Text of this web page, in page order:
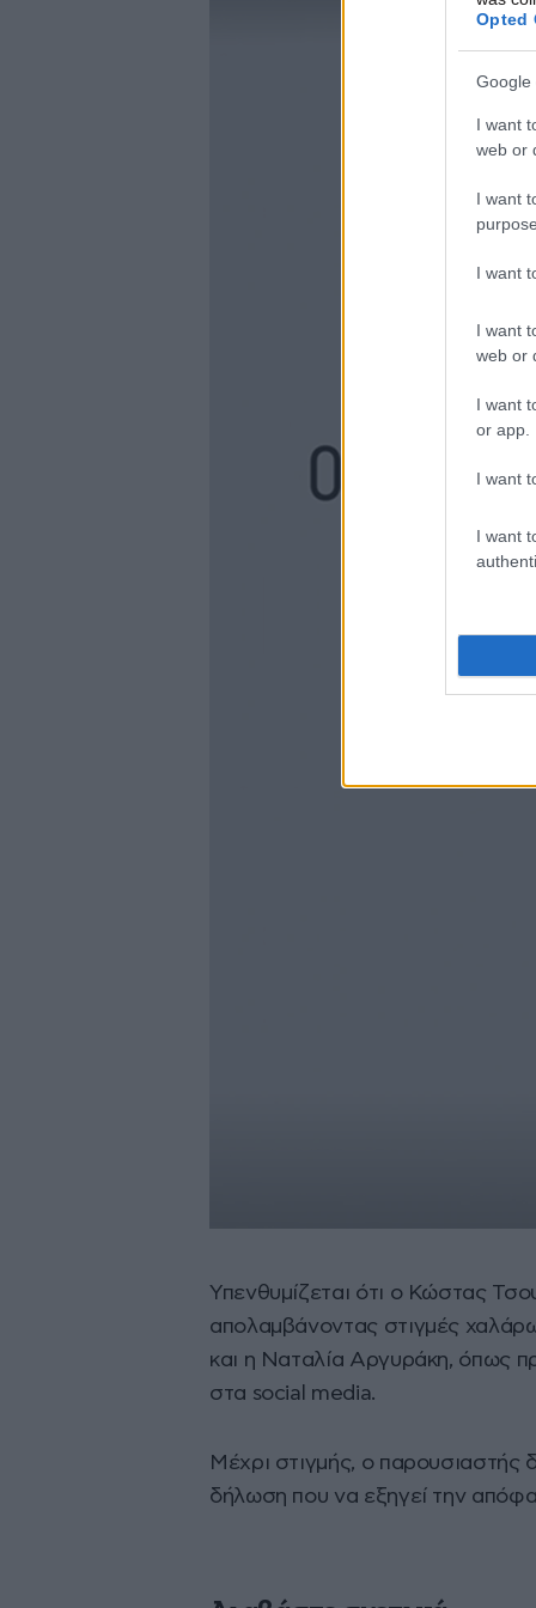
Opted
Google
I want
web or
I want
I want
I want
web or
I want
or app.
I want
I want
Υπενθυμίζεται ότι ο Κώστας
απολαμβάνοντας στιγμές
και η Ναταλία Αργυράκη, όπως
στα social media.
Μέχρι στιγμής, ο παρουσιαστής
δήλωση που να εξηγεί την